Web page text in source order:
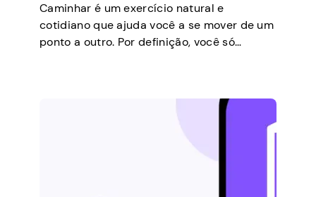
Caminhar é um exercício natural e
cotidiano que ajuda você a se mover de um
ponto a outro. Por definição, você só
tecnologia agora possibilitou que todos
ganhassem dinheiro caminhando, algo que
antes era inédito. Para colocar isso […]